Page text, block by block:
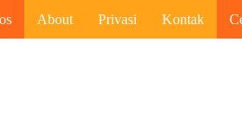
About Privasi Kontak